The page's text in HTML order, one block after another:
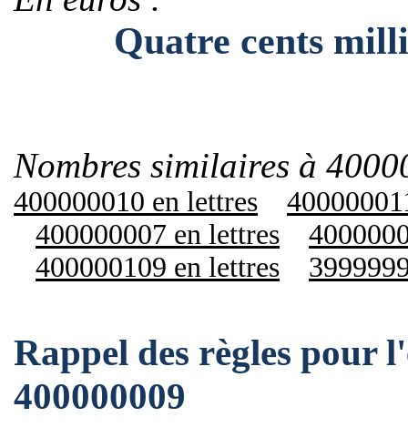
Quatre cents
Nombres similaires à
400000010 en lettres
400000007 en lettres
400000109 en lettres
Rappel des règles pour
400000009